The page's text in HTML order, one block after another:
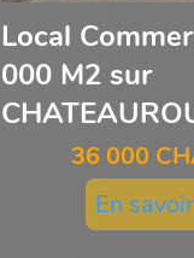
Local
000 M2 sur
36 000
En